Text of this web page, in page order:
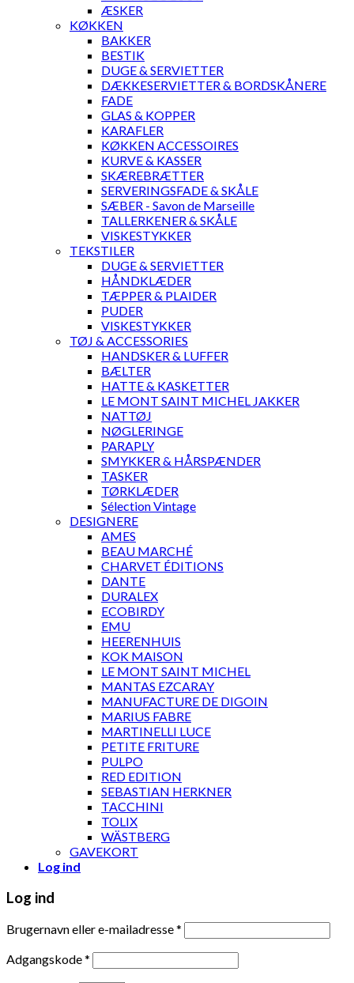
ÆSKER
KØKKEN
BAKKER
BESTIK
DUGE & SERVIETTER
DÆKKESERVIETTER & BORDSKÅNERE
FADE
GLAS & KOPPER
KARAFLER
KØKKEN ACCESSOIRES
KURVE & KASSER
SKÆREBRÆTTER
SERVERINGSFADE & SKÅLE
SÆBER - Savon de Marseille
TALLERKENER & SKÅLE
VISKESTYKKER
TEKSTILER
DUGE & SERVIETTER
HÅNDKLÆDER
TÆPPER & PLAIDER
PUDER
VISKESTYKKER
TØJ & ACCESSORIES
HANDSKER & LUFFER
BÆLTER
HATTE & KASKETTER
LE MONT SAINT MICHEL JAKKER
NATTØJ
NØGLERINGE
PARAPLY
SMYKKER & HÅRSPÆNDER
TASKER
TØRKLÆDER
Sélection Vintage
DESIGNERE
AMES
BEAU MARCHÉ
CHARVET ÉDITIONS
DANTE
DURALEX
ECOBIRDY
EMU
HEERENHUIS
KOK MAISON
LE MONT SAINT MICHEL
MANTAS EZCARAY
MANUFACTURE DE DIGOIN
MARIUS FABRE
MARTINELLI LUCE
PETITE FRITURE
PULPO
RED EDITION
SEBASTIAN HERKNER
TACCHINI
TOLIX
WÄSTBERG
GAVEKORT
Log ind
Log ind
Brugernavn eller e-mailadresse*
Adgangskode*